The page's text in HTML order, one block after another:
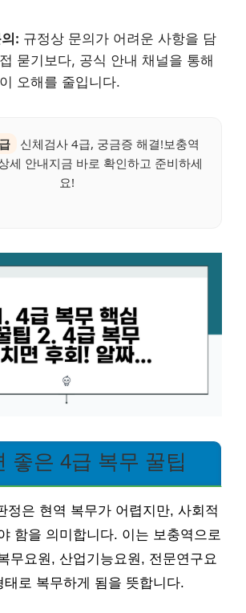
: 규정상 문의가 어려운 사항을 담
묻기보다, 공식 안내 채널을 통해
오해를 줄입니다.
신체검사 4급, 궁금증 해결!보충역
세 안내지금 바로 확인하고 준비하세
요!
좋은 4급 복무 꿀팁
정은 현역 복무가 어렵지만, 사회적
함을 의미합니다. 이는 보충역으로
무요원, 산업기능요원, 전문연구요
태로 복무하게 됨을 뜻합니다.